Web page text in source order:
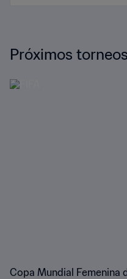
Próximos
Copa Mundial Femenina